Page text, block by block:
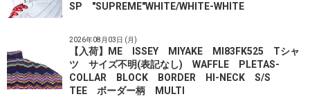
SP "SUPREME"WHITE/WHITE-WHITE
2026年08月03日 (月)
【入荷】ME ISSEY MIYAKE MI83FK525 Tシャ
ツ サイズ不明(表記なし) WAFFLE PLETAS-
COLLAR BLOCK BORDER HI-NECK S/S
TEE ボーダー柄 MULTI